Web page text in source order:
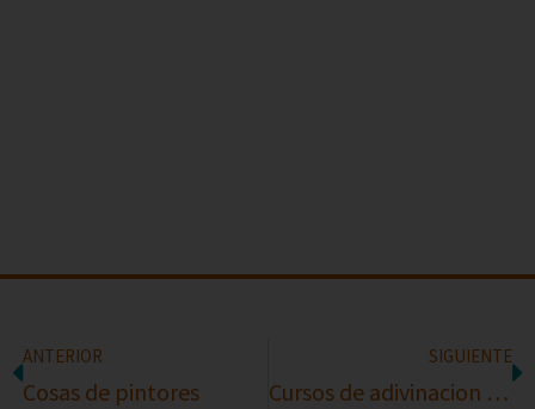
ANTERIOR
Cosas de pintores
SIGUIENTE
Cursos de adivinacion al instante